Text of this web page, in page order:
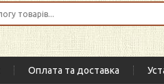
Оплата та доставка